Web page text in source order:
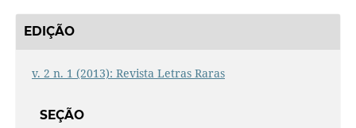
EDIÇÃO
v. 2 n. 1 (2013): Revista Letras Raras
SEÇÃO